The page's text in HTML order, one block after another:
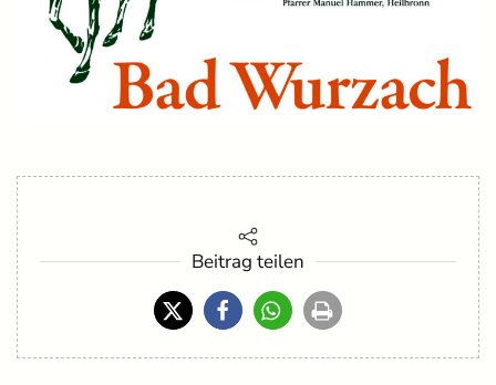
Beitrag teilen